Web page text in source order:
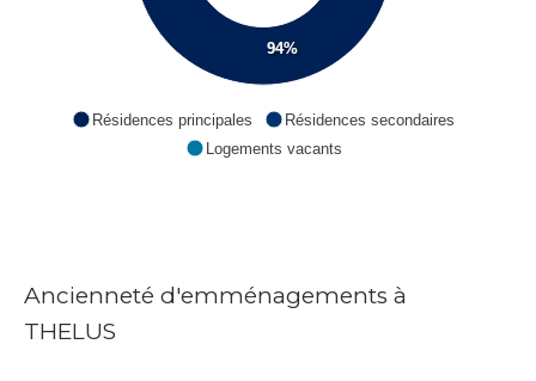
94%
Résidences principales
Résidences secondaires
Logements vacants
Ancienneté d'emménagements à
THELUS